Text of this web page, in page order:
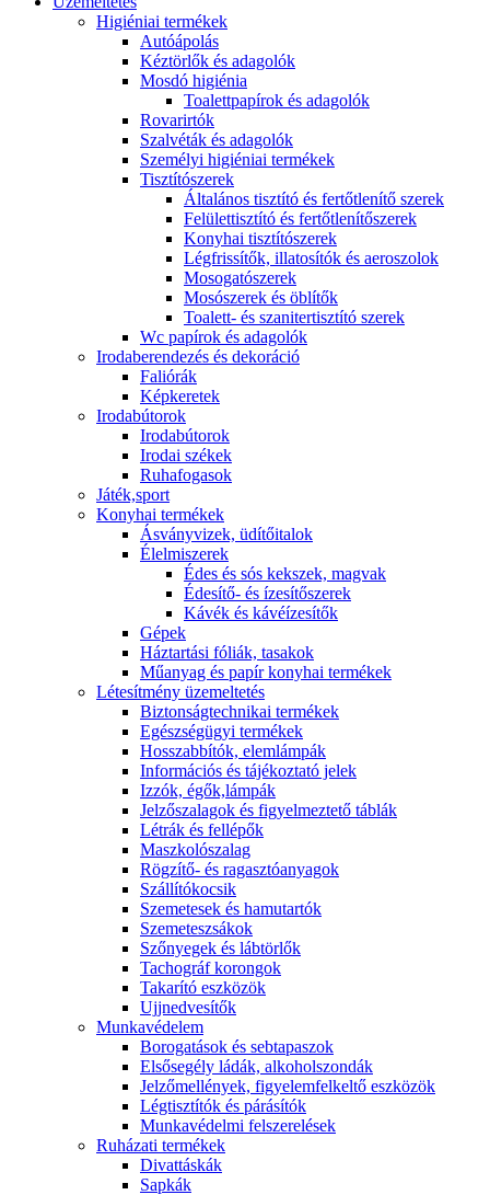
Higiéniai termékek
Autóápolás
Kéztörlők és adagolók
Mosdó higiénia
Toalettpapírok és adagolók
Rovarirtók
Szalvéták és adagolók
Személyi higiéniai termékek
Tisztítószerek
Általános tisztító és fertőtlenítő szerek
Felülettisztító és fertőtlenítőszerek
Konyhai tisztítószerek
Légfrissítők, illatosítók és aeroszolok
Mosogatószerek
Mosószerek és öblítők
Toalett- és szanitertisztító szerek
Wc papírok és adagolók
Irodaberendezés és dekoráció
Faliórák
Képkeretek
Irodabútorok
Irodabútorok
Irodai székek
Ruhafogasok
Játék,sport
Konyhai termékek
Ásványvizek, üdítőitalok
Élelmiszerek
Édes és sós kekszek, magvak
Édesítő- és ízesítőszerek
Kávék és kávéízesítők
Gépek
Háztartási fóliák, tasakok
Műanyag és papír konyhai termékek
Létesítmény üzemeltetés
Biztonságtechnikai termékek
Egészségügyi termékek
Hosszabbítók, elemlámpák
Információs és tájékoztató jelek
Izzók, égők,lámpák
Jelzőszalagok és figyelmeztető táblák
Létrák és fellépők
Maszkolószalag
Rögzítő- és ragasztóanyagok
Szállítókocsik
Szemetesek és hamutartók
Szemeteszsákok
Szőnyegek és lábtörlők
Tachográf korongok
Takarító eszközök
Ujjnedvesítők
Munkavédelem
Borogatások és sebtapaszok
Elsősegély ládák, alkoholszondák
Jelzőmellények, figyelemfelkeltő eszközök
Légtisztítók és párásítók
Munkavédelmi felszerelések
Ruházati termékek
Divattáskák
Sapkák